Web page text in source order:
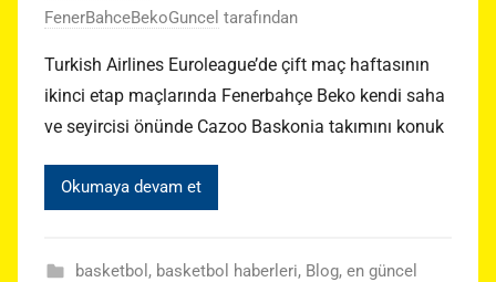
FenerBahceBekoGuncel tarafından
Turkish Airlines Euroleague’de çift maç haftasının
ikinci etap maçlarında Fenerbahçe Beko kendi saha
ve seyircisi önünde Cazoo Baskonia takımını konuk
Okumaya devam et
basketbol , basketbol haberleri, Blog, en güncel